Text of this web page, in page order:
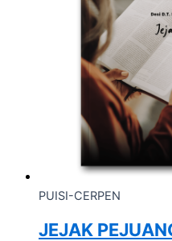
PUISI-CERPEN
JEJAK